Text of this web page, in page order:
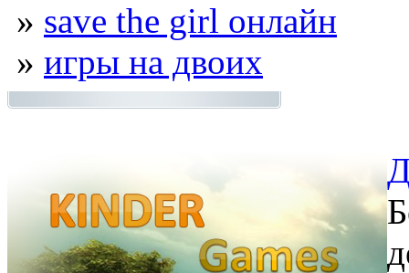
» save the girl онлайн
» игры на двоих